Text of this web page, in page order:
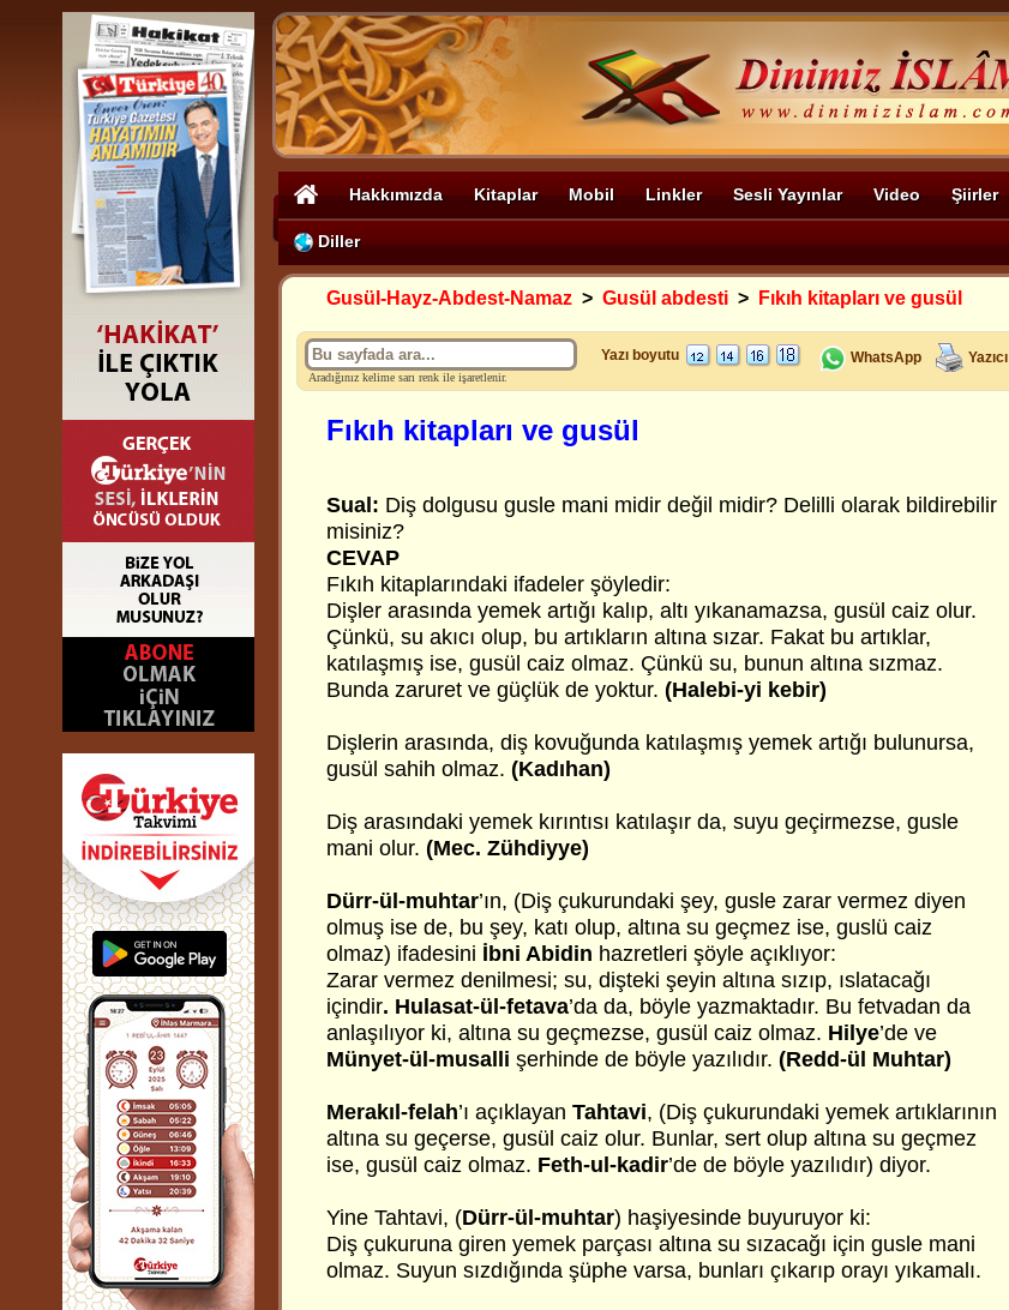
Hakkımızda Kitaplar Mobil Linkler Sesli Yayınlar Video Şiirler
Diller
Gusül-Hayz-Abdest-Namaz > Gusül abdesti > Fıkıh kitapları ve gusül
Aradığınız kelime sarı renk ile işaretlenir.
Yazı boyutu WhatsApp Yazıcı
Fıkıh kitapları ve gusül
Sual: Diş dolgusu gusle mani midir değil midir? Delilli olarak bildirebilir
misiniz?
CEVAP
Fıkıh kitaplarındaki ifadeler şöyledir:
Dişler arasında yemek artığı kalıp, altı yıkanamazsa, gusül caiz olur.
Çünkü, su akıcı olup, bu artıkların altına sızar. Fakat bu artıklar,
katılaşmış ise, gusül caiz olmaz. Çünkü su, bunun altına sızmaz.
Bunda zaruret ve güçlük de yoktur. (Halebi-yi kebir)
Dişlerin arasında, diş kovuğunda katılaşmış yemek artığı bulunursa,
gusül sahih olmaz. (Kadıhan)
Diş arasındaki yemek kırıntısı katılaşır da, suyu geçirmezse, gusle
mani olur. (Mec. Zühdiyye)
Dürr-ül-muhtar’ın, (Diş çukurundaki şey, gusle zarar vermez diyen
olmuş ise de, bu şey, katı olup, altına su geçmez ise, guslü caiz
olmaz) ifadesini İbni Abidin hazretleri şöyle açıklıyor:
Zarar vermez denilmesi; su, dişteki şeyin altına sızıp, ıslatacağı
içindir. Hulasat-ül-fetava’da da, böyle yazmaktadır. Bu fetvadan da
anlaşılıyor ki, altına su geçmezse, gusül caiz olmaz. Hilye’de ve
Münyet-ül-musalli şerhinde de böyle yazılıdır. (Redd-ül Muhtar)
Merakıl-felah’ı açıklayan Tahtavi, (Diş çukurundaki yemek artıklarının
altına su geçerse, gusül caiz olur. Bunlar, sert olup altına su geçmez
ise, gusül caiz olmaz. Feth-ul-kadir’de de böyle yazılıdır) diyor.
Yine Tahtavi, (Dürr-ül-muhtar) haşiyesinde buyuruyor ki:
Diş çukuruna giren yemek parçası altına su sızacağı için gusle mani
olmaz. Suyun sızdığında şüphe varsa, bunları çıkarıp orayı yıkamalı.